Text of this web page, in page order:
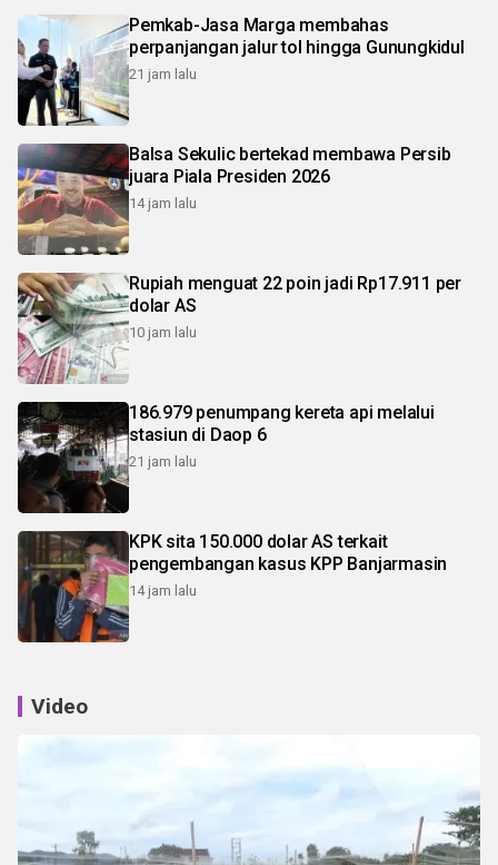
Pemkab-Jasa Marga membahas
perpanjangan jalur tol hingga Gunungkidul
21 jam lalu
Balsa Sekulic bertekad membawa Persib
juara Piala Presiden 2026
14 jam lalu
Rupiah menguat 22 poin jadi Rp17.911 per
dolar AS
10 jam lalu
186.979 penumpang kereta api melalui
stasiun di Daop 6
21 jam lalu
KPK sita 150.000 dolar AS terkait
pengembangan kasus KPP Banjarmasin
14 jam lalu
Video